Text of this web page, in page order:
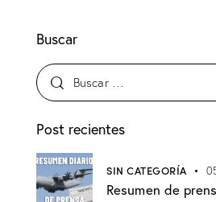
Buscar
Post recientes
SIN CATEGORÍA
Resumen de